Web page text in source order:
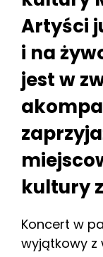
Artyści
i na
jest w
kultury
Koncert w
wyjątkowy z